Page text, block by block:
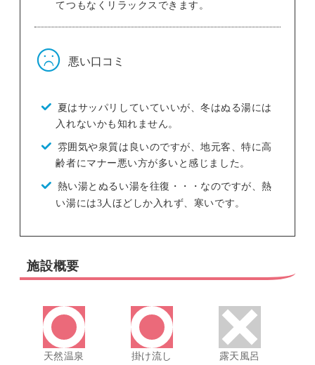
てつもなくリラックスできます。
悪い口コミ
夏はサッパリしていていいが、冬はぬる湯には
入れないかも知れません。
雰囲気や泉質は良いのですが、地元客、特に高
齢者にマナー悪い方が多いと感じました。
熱い湯とぬるい湯を往復・・・なのですが、熱
い湯には3人ほどしか入れず、寒いです。
施設概要
天然温泉 掛け流し 露天風呂